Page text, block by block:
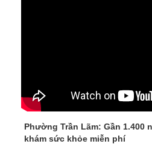
Phường Trần Lãm: Gần
khám sức khỏe miễn phí